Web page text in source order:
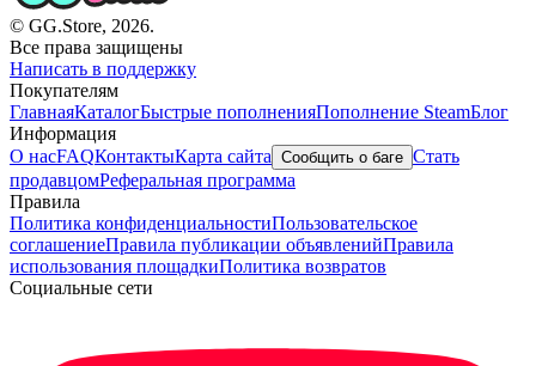
© GG.Store, 2026.
Все права защищены
Написать в поддержку
Покупателям
ГлавнаяКаталогБыстрые пополненияПополнение SteamБлог
Информация
О насFAQКонтактыКарта сайта Сообщить о баге Стать
продавцомРеферальная программа
Правила
Политика конфиденциальностиПользовательское
соглашениеПравила публикации объявленийПравила
использования площадкиПолитика возвратов
Социальные сети